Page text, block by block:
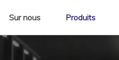
Sur nous Produits